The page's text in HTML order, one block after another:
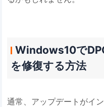
Windows10で
を修復する方法
通常、アップデートがイ